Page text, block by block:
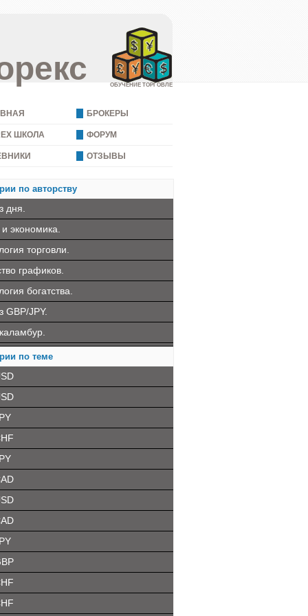
ОБУЧЕНИЕ ТОРГОВЛЕ
БРОКЕРЫ
ШКОЛА ФОРУМ
ОТЗЫВЫ
по авторству
дня.
экономика.
торговли.
графиков.
богатства.
GBP/JPY.
по теме